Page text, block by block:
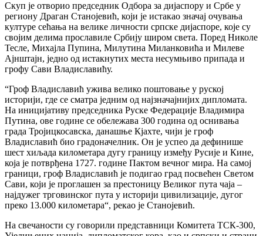
Скуп је отворио председник Одбора за дијаспору и Србе у
региону Драган Станојевић, који је истакао значај очувања
културе сећања на велике личности српске дијаспоре, које су
својим делима прославиле Србију широм света. Поред Николе
Тесле, Михајла Пупина, Милутина Миланковића и Милеве
Ајнштајн, једно од истакнутих места несумњиво припада и
грофу Сави Владиславићу.
“Гроф Владиславић ужива велико поштовање у руској
историји, где се сматра једним од најзначајнијих дипломата.
На иницијативу председника Руске Федерације Владимира
Путина, ове године се обележава 300 година од оснивања
града Тројицкосавска, данашње Кјахте, чији је гроф
Владиславић био градоначелник. Он је успео да дефинише
шест хиљада километара дугу границу између Русије и Кине,
која је потврђена 1727. године Пактом вечног мира. На самој
граници, гроф Владиславић је подигао град посвећен Светом
Сави, који је проглашен за престоницу Великог пута чаја –
најдужег трговинског пута у историји цивилизације, дугог
преко 13.000 километара“, рекао је Станојевић.
На свечаности су говорили представници Комитета ТСК-300,